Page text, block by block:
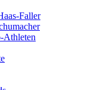
Faller
Athleten